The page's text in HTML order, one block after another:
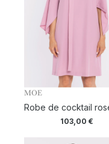
MOE
Robe de cocktail
103,00€